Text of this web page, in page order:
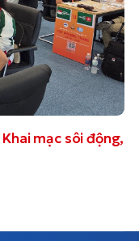
mạc sôi động,